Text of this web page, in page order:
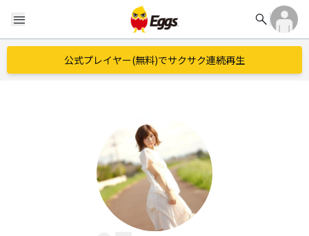
menu search
公式プレイヤー(無料)でサクサク連続再生